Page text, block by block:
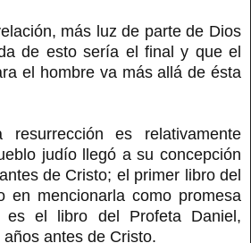
más luz de parte de Dios
de esto sería el final y que el
el hombre va más allá de ésta
es relativamente
judío llegó a su concepción
de Cristo; el primer libro del
en mencionarla como promesa
es el libro del Profeta Daniel,
antes de Cristo.